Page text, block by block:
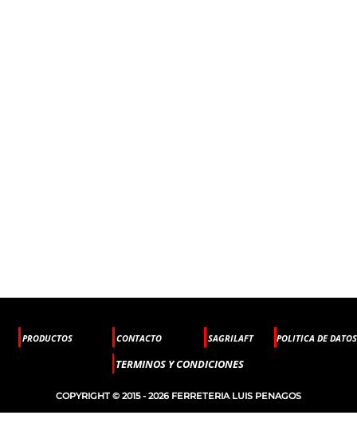
PRODUCTOS CONTACTO SAGRILAFT POLITICA DE DATOS
TERMINOS Y CONDICIONES
COPYRIGHT © 2015 - 2026 FERRETERIA LUIS PENAGOS